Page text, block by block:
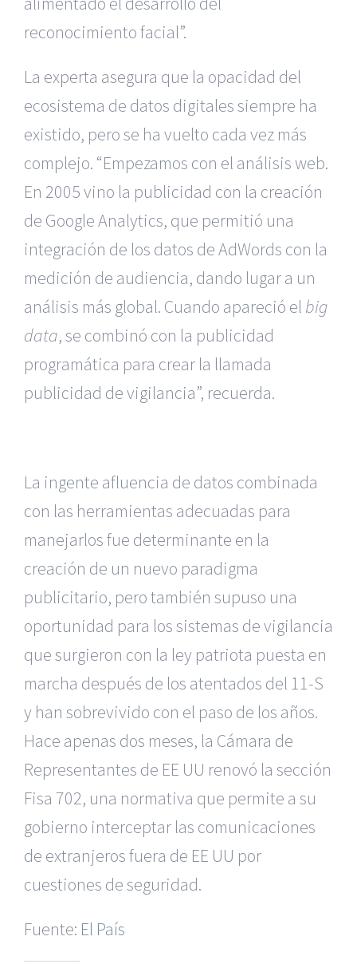
reconocimiento facial”.
La experta asegura que la opacidad del
ecosistema de datos digitales siempre ha
existido, pero se ha vuelto cada vez más
complejo. “Empezamos con el análisis web.
En 2005 vino la publicidad con la creación
de Google Analytics, que permitió una
integración de los datos de AdWords con la
medición de audiencia, dando lugar a un
análisis más global. Cuando apareció el big
data, se combinó con la publicidad
programática para crear la llamada
publicidad de vigilancia”, recuerda.
La ingente afluencia de datos combinada
con las herramientas adecuadas para
manejarlos fue determinante en la
creación de un nuevo paradigma
publicitario, pero también supuso una
oportunidad para los sistemas de vigilancia
que surgieron con la ley patriota puesta en
marcha después de los atentados del 11-S
y han sobrevivido con el paso de los años.
Hace apenas dos meses, la Cámara de
Representantes de EE UU renovó la sección
Fisa 702, una normativa que permite a su
gobierno interceptar las comunicaciones
de extranjeros fuera de EE UU por
cuestiones de seguridad.
Fuente: El País
|Reclamación de Accidentes en Alicante|Reclamación
de Accidentes en Madrid|BGD Abogados Madrid
|Formación para Abogados